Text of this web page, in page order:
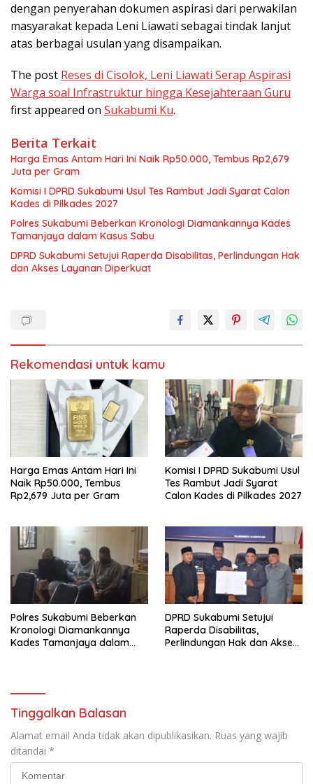
dengan penyerahan dokumen aspirasi dari perwakilan
masyarakat kepada Leni Liawati sebagai tindak lanjut
atas berbagai usulan yang disampaikan.
The post Reses di Cisolok, Leni Liawati Serap Aspirasi
Warga soal Infrastruktur hingga Kesejahteraan Guru
first appeared on Sukabumi Ku.
Berita Terkait
Harga Emas Antam Hari Ini Naik Rp50.000, Tembus Rp2,679
Juta per Gram
Komisi I DPRD Sukabumi Usul Tes Rambut Jadi Syarat Calon
Kades di Pilkades 2027
Polres Sukabumi Beberkan Kronologi Diamankannya Kades
Tamanjaya dalam Kasus Sabu
DPRD Sukabumi Setujui Raperda Disabilitas, Perlindungan Hak
dan Akses Layanan Diperkuat
Rekomendasi untuk kamu
Harga Emas Antam Hari Ini
Naik Rp50.000, Tembus
Rp2,679 Juta per Gram
Komisi I DPRD Sukabumi Usul
Tes Rambut Jadi Syarat
Calon Kades di Pilkades 2027
Polres Sukabumi Beberkan
Kronologi Diamankannya
Kades Tamanjaya dalam
DPRD Sukabumi Setujui
Raperda Disabilitas,
Perlindungan Hak dan Akses
Tinggalkan Balasan
Alamat email Anda tidak akan dipublikasikan. Ruas yang wajib
ditandai *